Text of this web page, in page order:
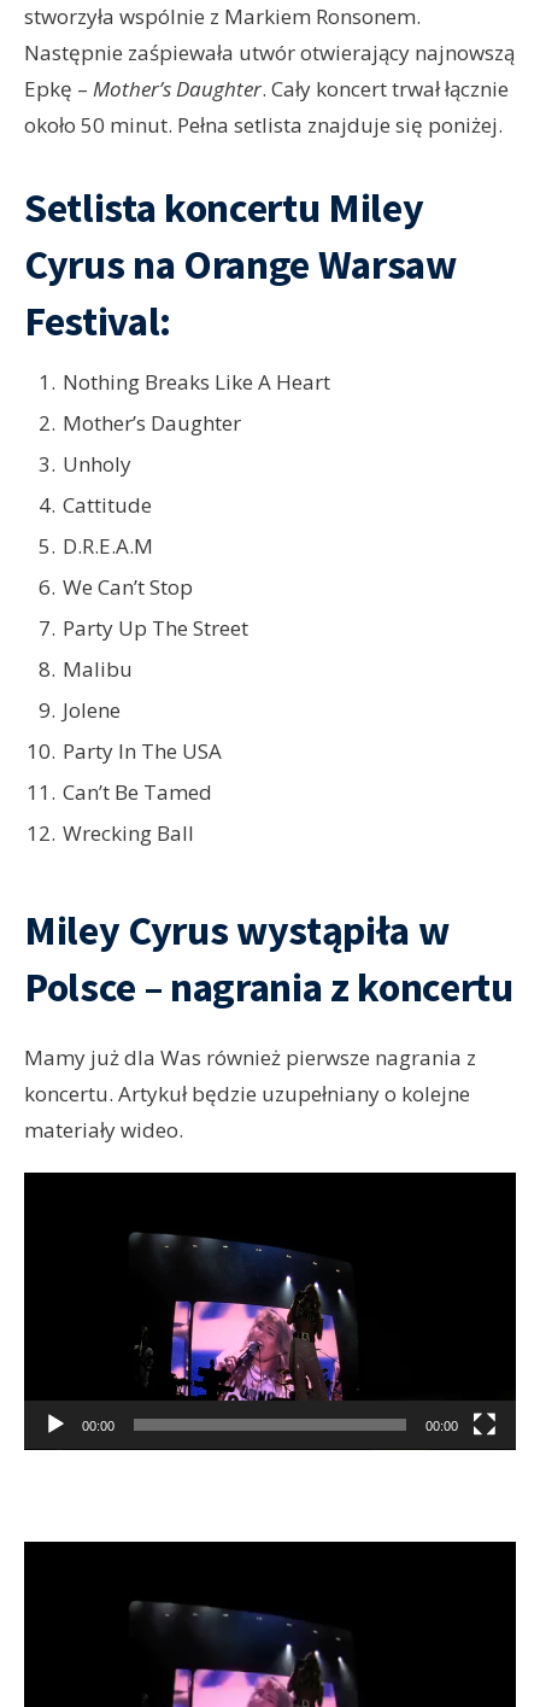
stworzyła wspólnie z Markiem Ronsonem.
Następnie zaśpiewała utwór otwierający najnowszą
Epkę – Mother’s Daughter. Cały koncert trwał łącznie
około 50 minut. Pełna setlista znajduje się poniżej.
Setlista koncertu Miley
Cyrus na Orange Warsaw
Festival:
Nothing Breaks Like A Heart
Mother’s Daughter
Unholy
Cattitude
D.R.E.A.M
We Can’t Stop
Party Up The Street
Malibu
Jolene
Party In The USA
Can’t Be Tamed
Wrecking Ball
Miley Cyrus wystąpiła w
Polsce – nagrania z koncertu
Mamy już dla Was również pierwsze nagrania z
koncertu. Artykuł będzie uzupełniany o kolejne
materiały wideo.
00:00 00:00